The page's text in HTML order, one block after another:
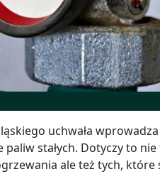
uchwała
stałych. Dotyczy to
ale też tych, które